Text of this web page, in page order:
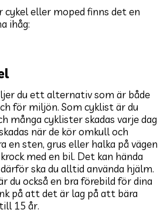
cykel eller moped finns det en
ihåg:
du ett alternativ som är både
för miljön. Som cyklist är du
många cyklister skadas varje dag
när de kör omkull och
en sten, grus eller halka på vägen
med en bil. Det kan hända
ska du alltid använda hjälm.
du också en bra förebild för dina
på att det är lag på att bära
15 år.